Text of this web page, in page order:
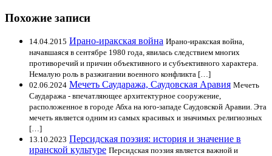
Похожие записи
14.04.2015 Ирано-иракская война Ирано-иракская война,
начавшаяся в сентябре 1980 года, явилась следствием многих
противоречий и причин объективного и субъективного характера.
Немалую роль в разжигании военного конфликта […]
02.06.2024 Мечеть Саудаража, Саудовская Аравия Мечеть
Саудаража - впечатляющее архитектурное сооружение,
расположенное в городе Абха на юго-западе Саудовской Аравии. Эта
мечеть является одним из самых красивых и значимых религиозных
[…]
13.10.2023 Персидская поэзия: история и значение в
иранской культуре Персидская поэзия является важной и